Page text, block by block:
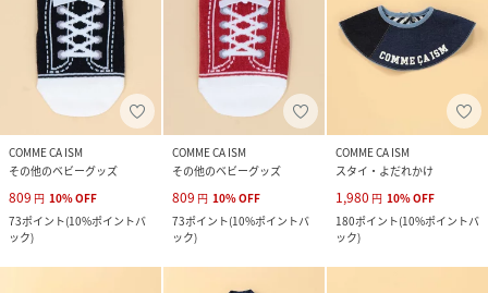
COMME CA ISM
その他のベビーグッズ
809 円 10%OFF
73ポイント(10%ポイントバ
ック)
COMME CA ISM
その他のベビーグッズ
809 円 10%OFF
73ポイント(10%ポイントバ
ック)
COMME CA ISM
スタイ・よだれかけ
1,980 円 10%OFF
180ポイント(10%ポイントバ
ック)